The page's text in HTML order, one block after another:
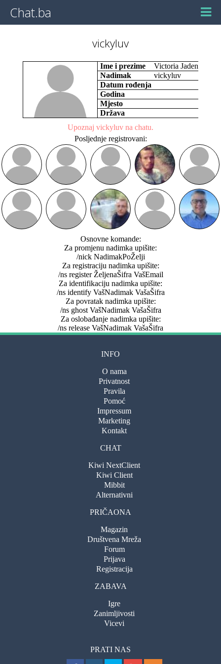
Chat.ba
vickyluv
Ime i prezime
Victoria Jaden
Nadimak
vickyluv
Datum rođenja
Godina
Mjesto
Država
Upoznaj vickyluv na chatu.
Posljednje registrovani:
Osnovne komande:
Za promjenu nadimka upišite:
/nick NadimakPoŽelji
Za registraciju nadimka upišite:
/ns register ŽeljenaŠifra VašEmail
Za identifikaciju nadimka upišite:
/ns identify VašNadimak VašaŠifra
Za povratak nadimka upišite:
/ns ghost VašNadimak VašaŠifra
Za oslobađanje nadimka upišite:
/ns release VašNadimak VašaŠifra
INFO
O nama
Privatnost
Pravila
Pomoć
Impressum
Marketing
Kontakt
CHAT
Kiwi NextClient
Kiwi Client
Mibbit
Alternativni
PRIČAONA
Magazin
Društvena Mreža
Forum
Prijava
Registracija
ZABAVA
Igre
Zanimljivosti
Vicevi
PRATI NAS